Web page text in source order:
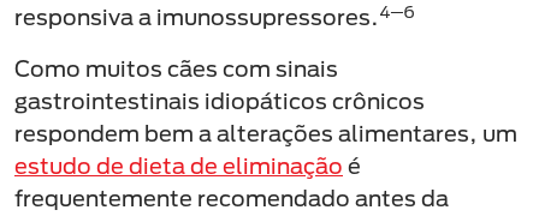
responsiva a imunossupressores.4─6
Como muitos cães com sinais
gastrointestinais idiopáticos crônicos
respondem bem a alterações alimentares, um
estudo de dieta de eliminação é
frequentemente recomendado antes da